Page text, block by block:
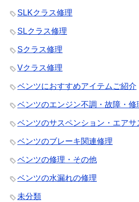
SLKクラス修理
SLクラス修理
Sクラス修理
Vクラス修理
ベンツにおすすめアイテムご紹介
ベンツのエンジン不調・故障・修
ベンツのサスペンション・エアサ
ベンツのブレーキ関連修理
ベンツの修理・その他
ベンツの水漏れの修理
未分類